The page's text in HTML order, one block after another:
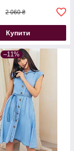
2 060 ₴
Купити
–11%